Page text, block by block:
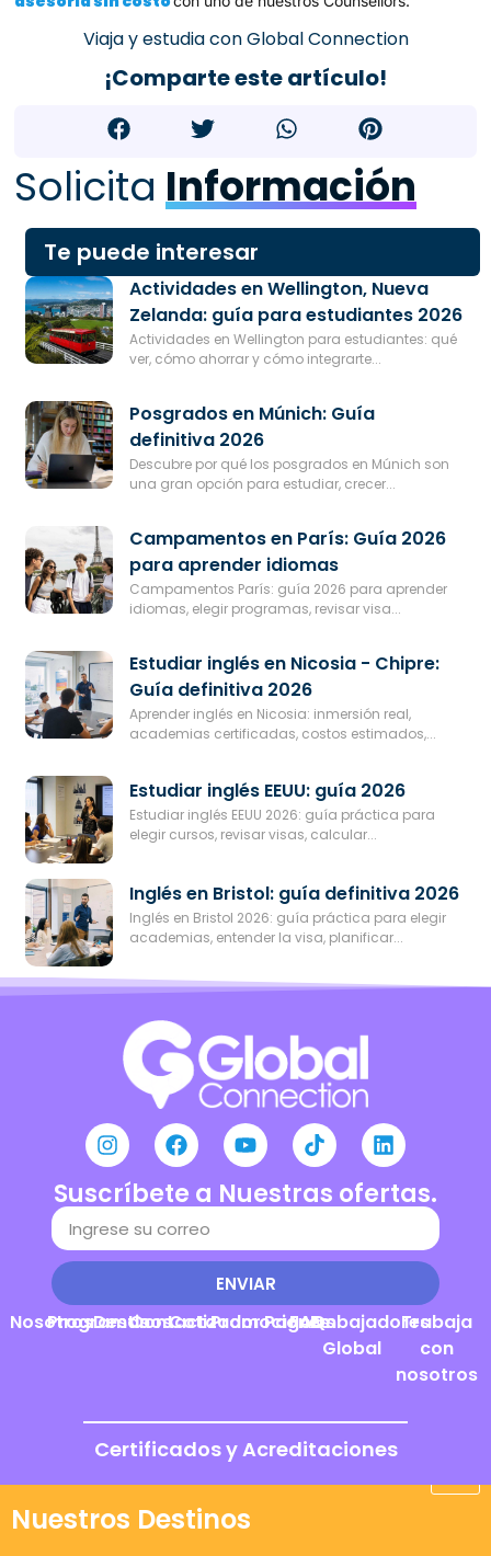
Viaja y estudia con Global Connection
¡Comparte este artículo!
Solicita Información
Te puede interesar
Actividades en Wellington, Nueva
Zelanda: guía para estudiantes 2026
Actividades en Wellington para estudiantes: qué
ver, cómo ahorrar y cómo integrarte...
Posgrados en Múnich: Guía
definitiva 2026
Descubre por qué los posgrados en Múnich son
una gran opción para estudiar, crecer...
Campamentos en París: Guía 2026
para aprender idiomas
Campamentos París: guía 2026 para aprender
idiomas, elegir programas, revisar visa...
Estudiar inglés en Nicosia - Chipre:
Guía definitiva 2026
Aprender inglés en Nicosia: inmersión real,
academias certificadas, costos estimados,...
Estudiar inglés EEUU: guía 2026
Estudiar inglés EEUU 2026: guía práctica para
elegir cursos, revisar visas, calcular...
Inglés en Bristol: guía definitiva 2026
Inglés en Bristol 2026: guía práctica para elegir
academias, entender la visa, planificar...
Suscríbete a Nuestras ofertas.
ENVIAR
Nosotros
Programas
Destinos
Contacto
Cotizador
Promociones
Pagos
FAQs
Embajadores
Global
Trabaja
con
nosotros
Certificados y Acreditaciones
Nuestros Destinos